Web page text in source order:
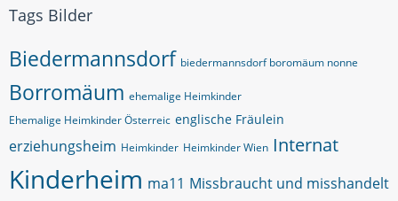
Tags Bilder
Biedermannsdorf biedermannsdorf boromäum nonne
Borromäum ehemalige Heimkinder
Ehemalige Heimkinder Österreic englische Fräulein
erziehungsheim Heimkinder Heimkinder Wien Internat
Kinderheim ma11 Missbraucht und misshandelt